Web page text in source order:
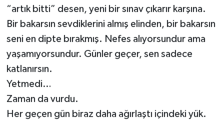
“artık bitti” desen, yeni bir sınav çıkarır karşına.
Bir bakarsın sevdiklerini almış elinden, bir bakarsın
seni en dipte bırakmış. Nefes alıyorsundur ama
yaşamıyorsundur. Günler geçer, sen sadece
katlanırsın.
Yetmedi…
Zaman da vurdu.
Her geçen gün biraz daha ağırlaştı içindeki yük.